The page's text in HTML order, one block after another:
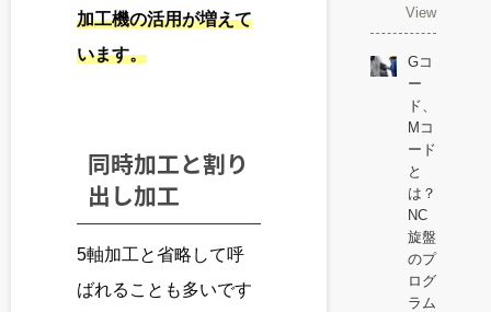
加工機の活用が増えて
います。
同時加工と割り
出し加工
5軸加工と省略して呼
ばれることも多いです
View
Gコ
ー
ド、
Mコ
ード
と
は？
NC
旋盤
のプ
ログ
ラム